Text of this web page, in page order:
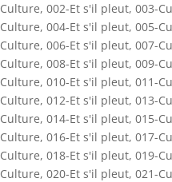
Culture, 002-Et s'il pleut, 003-
Culture, 004-Et s'il pleut, 005-
Culture, 006-Et s'il pleut, 007-
Culture, 008-Et s'il pleut, 009-
Culture, 010-Et s'il pleut, 011-
Culture, 012-Et s'il pleut, 013-
Culture, 014-Et s'il pleut, 015-
Culture, 016-Et s'il pleut, 017-
Culture, 018-Et s'il pleut, 019-
Culture, 020-Et s'il pleut, 021-